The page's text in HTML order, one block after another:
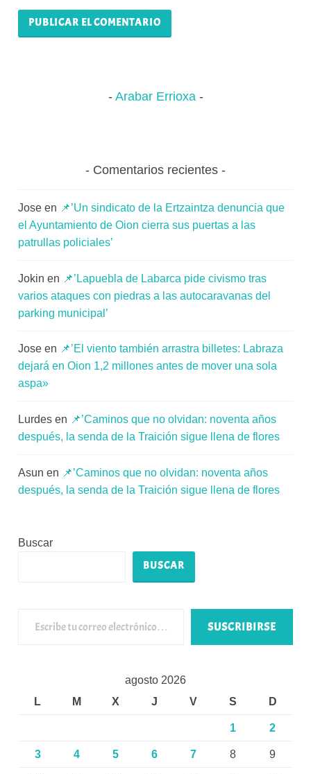
Arabar Errioxa
Comentarios recientes
Jose en 📌’Un sindicato de la Ertzaintza denuncia que
el Ayuntamiento de Oion cierra sus puertas a las
patrullas policiales’
Jokin en 📌’Lapuebla de Labarca pide civismo tras
varios ataques con piedras a las autocaravanas del
parking municipal’
Jose en 📌’El viento también arrastra billetes: Labraza
dejará en Oion 1,2 millones antes de mover una sola
aspa»
Lurdes en 📌’Caminos que no olvidan: noventa años
después, la senda de la Traición sigue llena de flores
Asun en 📌’Caminos que no olvidan: noventa años
después, la senda de la Traición sigue llena de flores
Buscar
BUSCAR
SUSCRIBIRSE
agosto 2026
L
M X J V S D
1 2
3 4 5 6 7 8 9